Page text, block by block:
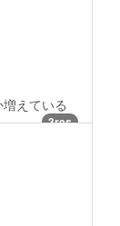
えている
3res